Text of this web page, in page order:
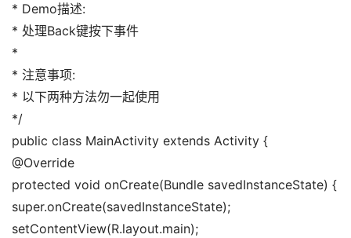
* Demo描述:
* 处理Back键按下事件
*
* 注意事项:
* 以下两种方法勿一起使用
*/
public class MainActivity extends Activity {
@Override
super.onCreate(savedInstanceState);
setContentView(R.layout.main);